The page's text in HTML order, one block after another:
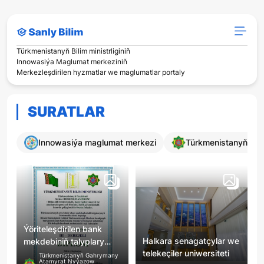
Türkmenistanyň Bilim ministrliginiň
Innowasiýa Maglumat merkeziniň
Merkezleşdirilen hyzmatlar we maglumatlar portaly
SURATLAR
Innowasiýa maglumat merkezi Türkmenistanyň
Ýöriteleşdirilen bank
mekdebiniň talyplary
Döwlet bäsleşiginde uly
Türkmenistanyň Gahrymany
Atamyrat Nyýazow
Halkara senagatçylar we
telekeçiler uniwersiteti